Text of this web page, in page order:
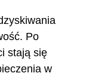
Po
stają się
w